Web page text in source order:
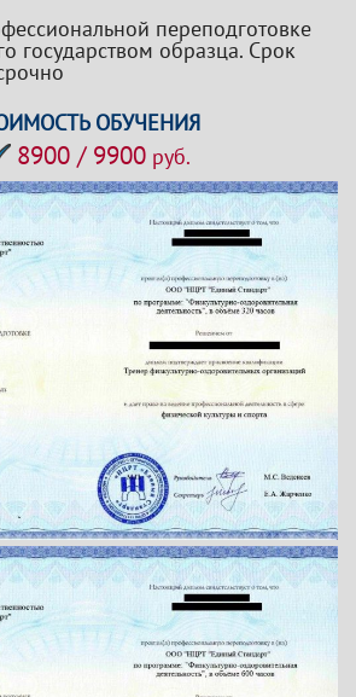
переподготовке
государством образца. Срок
ОБУЧЕНИЯ
8900 / 9900 руб.